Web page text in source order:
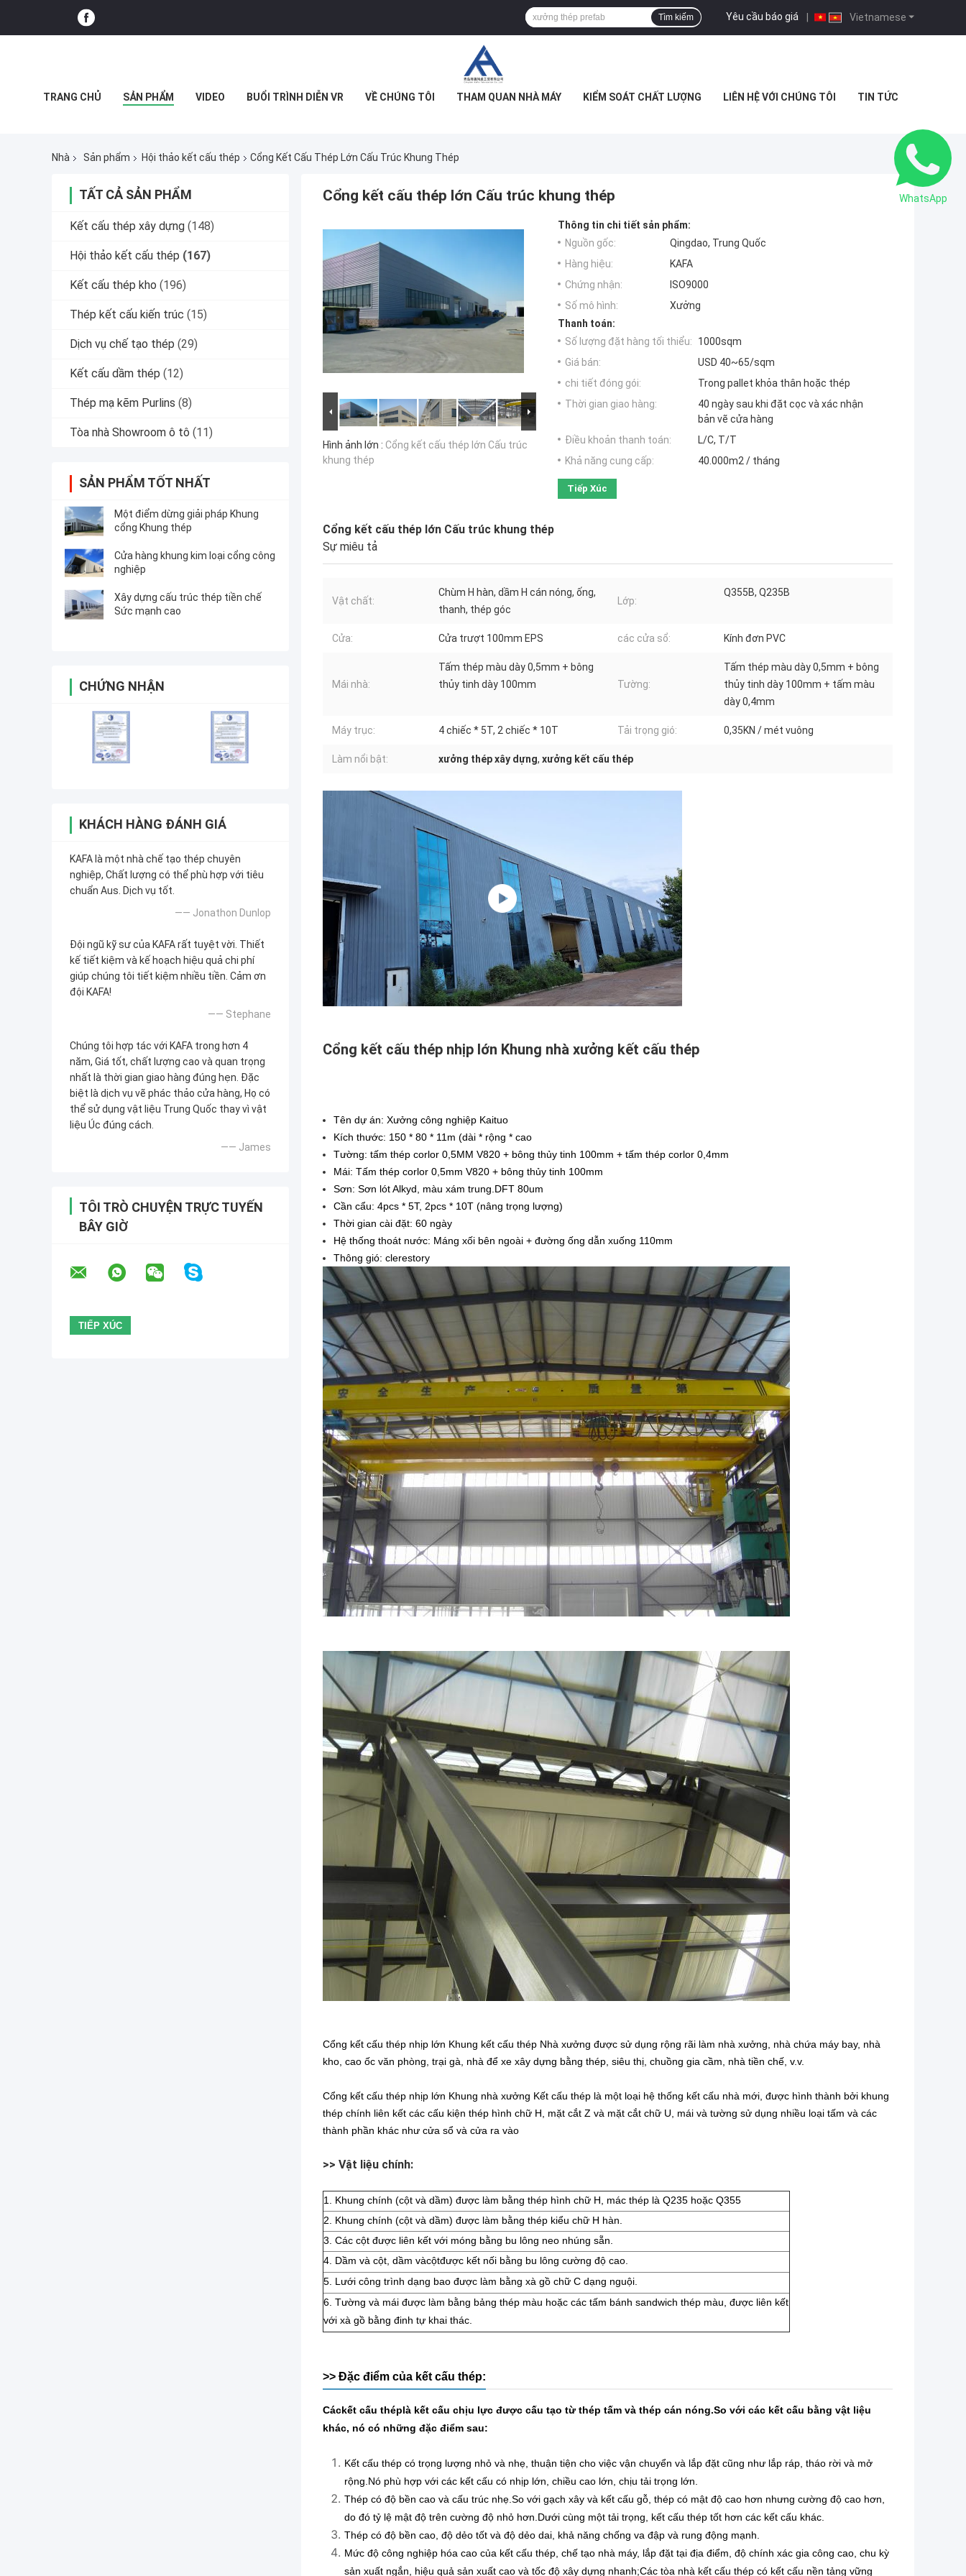
Vietnamese
Yêu cầu báo giá |
Tìm kiếm
TRANG CHỦ SẢN PHẨM VIDEO BUỔI TRÌNH DIỄN VR VỀ CHÚNG TÔI THAM QUAN NHÀ MÁY KIỂM SOÁT CHẤT LƯỢNG LIÊN HỆ VỚI CHÚNG TÔI TIN TỨC
Nhà Sản phẩm Hội thảo kết cấu thép Cổng Kết Cấu Thép Lớn Cấu Trúc Khung Thép
TẤT CẢ SẢN PHẨM
Kết cấu thép xây dựng (148)
Hội thảo kết cấu thép (167)
Kết cấu thép kho (196)
Thép kết cấu kiến ​​trúc (15)
Dịch vụ chế tạo thép (29)
Kết cấu dầm thép (12)
Thép mạ kẽm Purlins (8)
Tòa nhà Showroom ô tô (11)
SẢN PHẨM TỐT NHẤT
Một điểm dừng giải pháp Khung
cổng Khung thép
Cửa hàng khung kim loại cổng công
nghiệp
Xây dựng cấu trúc thép tiền chế
Sức mạnh cao
CHỨNG NHẬN
KHÁCH HÀNG ĐÁNH GIÁ
KAFA là một nhà chế tạo thép chuyên
nghiệp, Chất lượng có thể phù hợp với tiêu
chuẩn Aus. Dịch vụ tốt.
—— Jonathon Dunlop
Đội ngũ kỹ sư của KAFA rất tuyệt vời. Thiết
kế tiết kiệm và kế hoạch hiệu quả chi phí
giúp chúng tôi tiết kiệm nhiều tiền. Cảm ơn
đội KAFA!
—— Stephane
Chúng tôi hợp tác với KAFA trong hơn 4
năm, Giá tốt, chất lượng cao và quan trọng
nhất là thời gian giao hàng đúng hẹn. Đặc
biệt là dịch vụ vẽ phác thảo cửa hàng, Họ có
thể sử dụng vật liệu Trung Quốc thay vì vật
liệu Úc đúng cách.
—— James
TÔI TRÒ CHUYỆN TRỰC TUYẾN
BÂY GIỜ
Cổng kết cấu thép lớn Cấu trúc khung thép
Hình ảnh lớn : Cổng kết cấu thép lớn Cấu trúc
khung thép
Thông tin chi tiết sản phẩm:
Nguồn gốc:
Qingdao, Trung Quốc
Hàng hiệu:
KAFA
Chứng nhận:
ISO9000
Số mô hình:
Xưởng
Thanh toán:
Số lượng đặt hàng tối thiểu:
1000sqm
Giá bán:
USD 40~65/sqm
chi tiết đóng gói:
Trong pallet khỏa thân hoặc thép
Thời gian giao hàng:
40 ngày sau khi đặt cọc và xác nhận
bản vẽ cửa hàng
Điều khoản thanh toán:
L/C, T/T
Khả năng cung cấp:
40.000m2 / tháng
Tiếp Xúc
Cổng kết cấu thép lớn Cấu trúc khung thép
Sự miêu tả
Vật chất:
Chùm H hàn, dầm H cán nóng, ống,
thanh, thép góc
Lớp:
Q355B, Q235B
Cửa: Cửa trượt 100mm EPS các cửa sổ: Kính đơn PVC
Mái nhà:
Tấm thép màu dày 0,5mm + bông
thủy tinh dày 100mm
Tường:
Tấm thép màu dày 0,5mm + bông
thủy tinh dày 100mm + tấm màu
dày 0,4mm
Máy trục: 4 chiếc * 5T, 2 chiếc * 10T Tải trọng gió: 0,35KN / mét vuông
Làm nổi bật: xưởng thép xây dựng, xưởng kết cấu thép
Cổng kết cấu thép nhịp lớn Khung nhà xưởng kết cấu thép
Tên dự án: Xưởng công nghiệp Kaituo
Kích thước: 150 * 80 * 11m (dài * rộng * cao
Tường: tấm thép corlor 0,5MM V820 + bông thủy tinh 100mm + tấm thép corlor 0,4mm
Mái: Tấm thép corlor 0,5mm V820 + bông thủy tinh 100mm
Sơn: Sơn lót Alkyd, màu xám trung.DFT 80um
Cần cẩu: 4pcs * 5T, 2pcs * 10T (nâng trọng lượng)
Thời gian cài đặt: 60 ngày
Hệ thống thoát nước: Máng xối bên ngoài + đường ống dẫn xuống 110mm
Thông gió: clerestory
Cổng kết cấu thép nhịp lớn Khung kết cấu thép Nhà xưởng được sử dụng rộng rãi làm nhà xưởng, nhà chứa máy bay, nhà
kho, cao ốc văn phòng, trại gà, nhà để xe xây dựng bằng thép, siêu thị, chuồng gia cầm, nhà tiền chế, v.v.
Cổng kết cấu thép nhịp lớn Khung nhà xưởng Kết cấu thép là một loại hệ thống kết cấu nhà mới, được hình thành bởi khung
thép chính liên kết các cấu kiện thép hình chữ H, mặt cắt Z và mặt cắt chữ U, mái và tường sử dụng nhiều loại tấm và các
thành phần khác như cửa sổ và cửa ra vào
>> Vật liệu chính:
1. Khung chính (cột và dầm) được làm bằng thép hình chữ H, mác thép là Q235 hoặc Q355
2. Khung chính (cột và dầm) được làm bằng thép kiểu chữ H hàn.
3. Các cột được liên kết với móng bằng bu lông neo nhúng sẵn.
4. Dầm và cột, dầm vàcộtđược kết nối bằng bu lông cường độ cao.
5. Lưới công trình dạng bao được làm bằng xà gồ chữ C dạng nguội.
6. Tường và mái được làm bằng bảng thép màu hoặc các tấm bánh sandwich thép màu, được liên kết
với xà gồ bằng đinh tự khai thác.
>> Đặc điểm của kết cấu thép:
Cáckết cấu théplà kết cấu chịu lực được cấu tạo từ thép tấm và thép cán nóng.So với các kết cấu bằng vật liệu
khác, nó có những đặc điểm sau:
Kết cấu thép có trọng lượng nhỏ và nhẹ, thuận tiện cho việc vận chuyển và lắp đặt cũng như lắp ráp, tháo rời và mở
rộng.Nó phù hợp với các kết cấu có nhịp lớn, chiều cao lớn, chịu tải trọng lớn.
Thép có độ bền cao và cấu trúc nhẹ.So với gạch xây và kết cấu gỗ, thép có mật độ cao hơn nhưng cường độ cao hơn,
do đó tỷ lệ mật độ trên cường độ nhỏ hơn.Dưới cùng một tải trọng, kết cấu thép tốt hơn các kết cấu khác.
Thép có độ bền cao, độ dẻo tốt và độ dẻo dai, khả năng chống va đập và rung động mạnh.
Mức độ công nghiệp hóa cao của kết cấu thép, chế tạo nhà máy, lắp đặt tại địa điểm, độ chính xác gia công cao, chu kỳ
sản xuất ngắn, hiệu quả sản xuất cao và tốc độ xây dựng nhanh;Các tòa nhà kết cấu thép có kết cấu nền tảng vững
WhatsApp